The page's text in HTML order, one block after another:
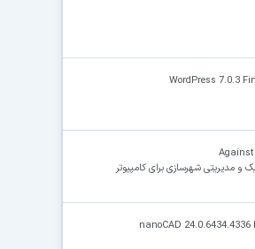
WordPress 7.0.3
و مدیریتی شهرسازی برای کامپیوتر
nanoCAD 24.0.6434.4336